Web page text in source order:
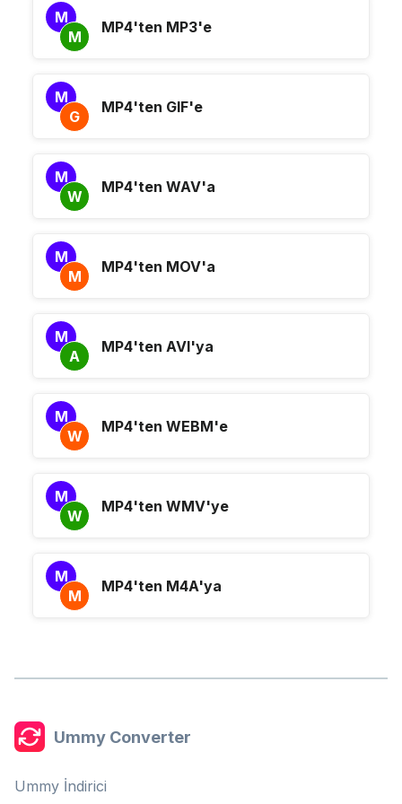
M
M
MP4'ten MP3'e
M
G
MP4'ten GIF'e
M
W
MP4'ten WAV'a
M
M
MP4'ten MOV'a
M
A
MP4'ten AVI'ya
M
W
MP4'ten WEBM'e
M
W
MP4'ten WMV'ye
M
M
MP4'ten M4A'ya
Ummy Converter
Ummy İndirici